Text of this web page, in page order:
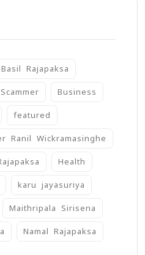
Basil Rajapaksa
Business
featured
Ranil Wickramasinghe
Health
karu jayasuriya
Maithripala Sirisena
Namal Rajapaksa